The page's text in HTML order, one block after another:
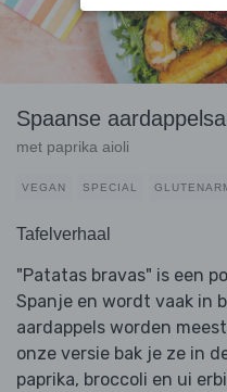
Spaanse
met paprika aioli
VEGAN SPECIAL
Tafelverhaal
"Patatas bravas" is een
Spanje en wordt vaak in
aardappels worden
onze versie bak je ze in
paprika, broccoli en ui